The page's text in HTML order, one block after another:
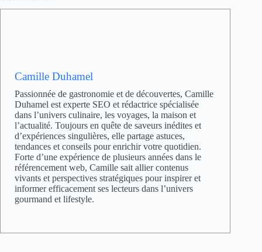
Camille Duhamel
Passionnée de gastronomie et de découvertes, Camille
Duhamel est experte SEO et rédactrice spécialisée
dans l’univers culinaire, les voyages, la maison et
l’actualité. Toujours en quête de saveurs inédites et
d’expériences singulières, elle partage astuces,
tendances et conseils pour enrichir votre quotidien.
Forte d’une expérience de plusieurs années dans le
référencement web, Camille sait allier contenus
vivants et perspectives stratégiques pour inspirer et
informer efficacement ses lecteurs dans l’univers
gourmand et lifestyle.